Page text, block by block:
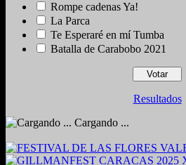
Rompe cadenas Ya!
La Parca
Te Esperaré en mí Tumba
Batalla de Carabobo 2021
Resultados
Cargando ...